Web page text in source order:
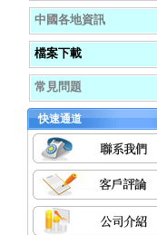
中國各地資訊
檔案下載
常見問題
快速通道